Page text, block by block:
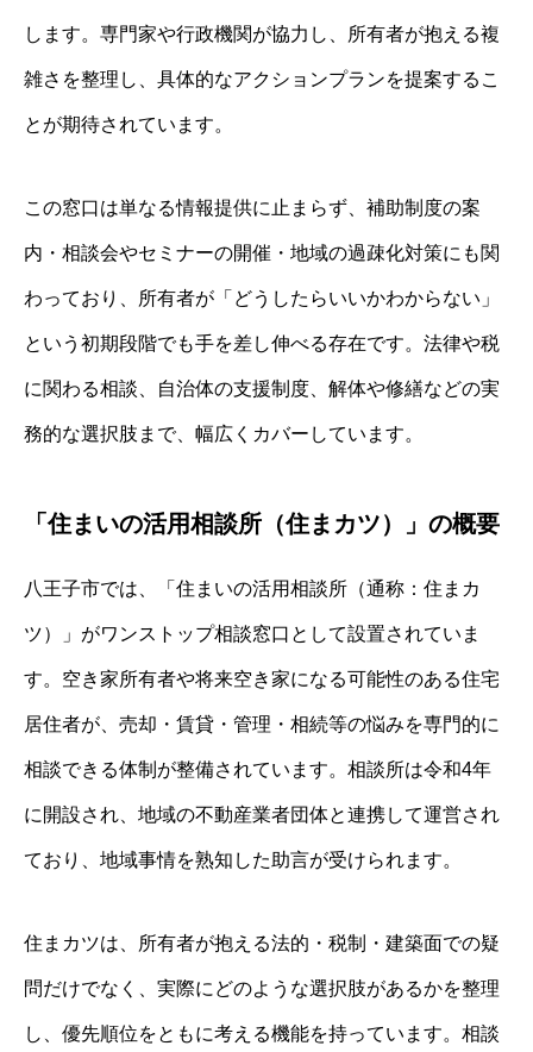
します。専門家や行政機関が協力し、所有者が抱える複
雑さを整理し、具体的なアクションプランを提案するこ
とが期待されています。
この窓口は単なる情報提供に止まらず、補助制度の案
内・相談会やセミナーの開催・地域の過疎化対策にも関
わっており、所有者が「どうしたらいいかわからない」
という初期段階でも手を差し伸べる存在です。法律や税
に関わる相談、自治体の支援制度、解体や修繕などの実
務的な選択肢まで、幅広くカバーしています。
「住まいの活用相談所（住まカツ）」の概要
八王子市では、「住まいの活用相談所（通称：住まカ
ツ）」がワンストップ相談窓口として設置されていま
す。空き家所有者や将来空き家になる可能性のある住宅
居住者が、売却・賃貸・管理・相続等の悩みを専門的に
相談できる体制が整備されています。相談所は令和4年
に開設され、地域の不動産業者団体と連携して運営され
ており、地域事情を熟知した助言が受けられます。
住まカツは、所有者が抱える法的・税制・建築面での疑
問だけでなく、実際にどのような選択肢があるかを整理
し、優先順位をともに考える機能を持っています。相談